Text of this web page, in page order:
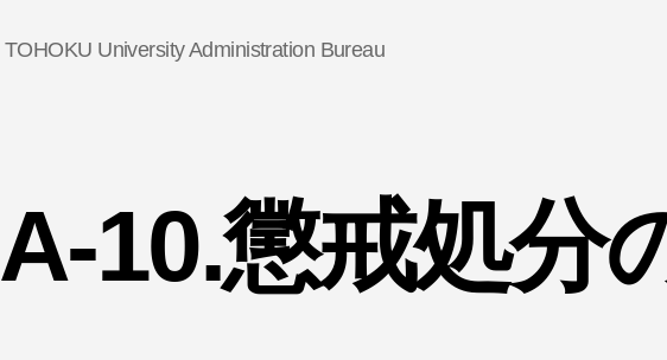
TOHOKU University Administration Bureau
A-10.懲戒処分